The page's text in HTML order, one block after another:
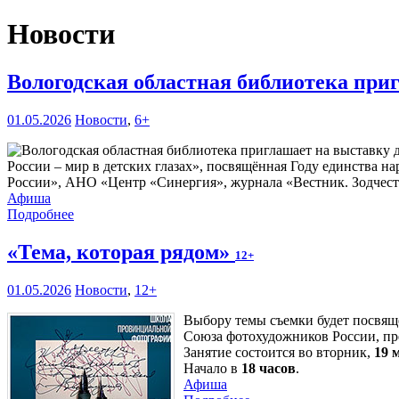
Новости
Вологодская областная библиотека
01.05.2026 Новости, 6+
России – мир в детских глазах», посвящённая Году единства
России», АНО «Центр «Синергия», журнала «Вестник.
Афиша
Подробнее
«Тема, которая рядом» 12+
01.05.2026 Новости, 12+
Выбору темы съемки будет
Союза фотохудожников России,
Занятие состоится во вторник, 19
Начало в 18 часов.
Афиша